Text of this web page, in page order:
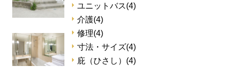
ユニットバス(4)
介護(4)
修理(4)
寸法・サイズ(4)
庇（ひさし） (4)